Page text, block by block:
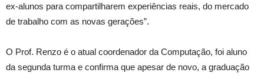
ex-alunos para compartilharem experiências reais, do mercado
de trabalho com as novas gerações”.
O Prof. Renzo é o atual coordenador da Computação, foi aluno
da segunda turma e confirma que apesar de novo, a graduação